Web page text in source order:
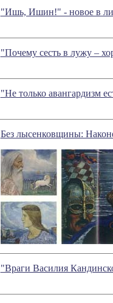
"Ишь, Ишин!" - новое в
"Почему сесть в лужу –
"Не только авангардизм
Без лысенковщины:
"Враги Василия